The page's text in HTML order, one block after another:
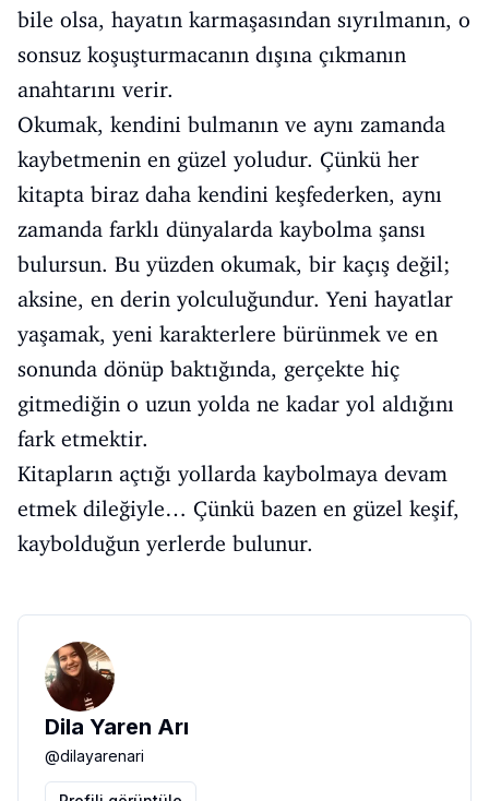
bile olsa, hayatın karmaşasından sıyrılmanın, o
sonsuz koşuşturmacanın dışına çıkmanın
anahtarını verir.
Okumak, kendini bulmanın ve aynı zamanda
kaybetmenin en güzel yoludur. Çünkü her
kitapta biraz daha kendini keşfederken, aynı
zamanda farklı dünyalarda kaybolma şansı
bulursun. Bu yüzden okumak, bir kaçış değil;
aksine, en derin yolculuğundur. Yeni hayatlar
yaşamak, yeni karakterlere bürünmek ve en
sonunda dönüp baktığında, gerçekte hiç
gitmediğin o uzun yolda ne kadar yol aldığını
fark etmektir.
Kitapların açtığı yollarda kaybolmaya devam
etmek dileğiyle… Çünkü bazen en güzel keşif,
kaybolduğun yerlerde bulunur.
Dila Yaren Arı
@dilayarenari